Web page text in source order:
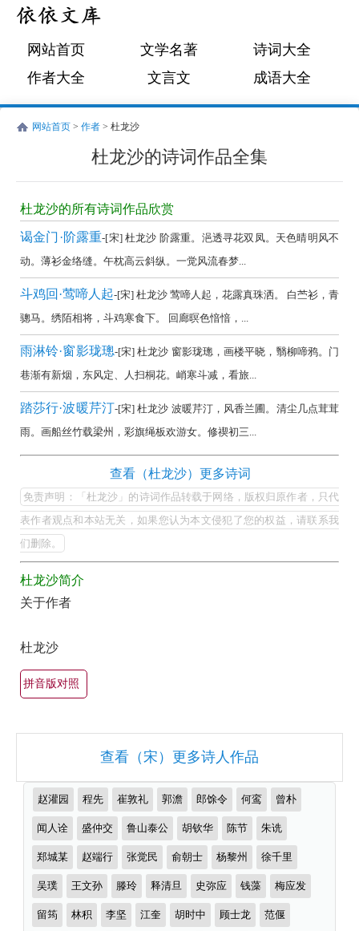
网站首页 文学名著
诗词大全
作者大全
文言文 成语大全
网站首页 > 作者 > 杜龙沙
杜龙沙的诗词作品全集
杜
龙
沙
的
诗
词
作
品
全
集
部
所
有
集
锦）-
古
诗
大
杜龙沙的所有诗词作品欣赏
谒金门·阶露重-[宋] 杜龙沙 阶露重。浥透寻花双凤。天色晴明风不
动。薄衫金络缝。午枕高云斜纵。一觉风流春梦...
斗鸡回·莺啼人起-[宋] 杜龙沙 莺啼人起，花露真珠洒。 白苎衫，青
骢马。绣陌相将，斗鸡寒食下。 回廊暝色愔愔，...
雨淋铃·窗影珑璁-[宋] 杜龙沙 窗影珑璁，画楼平晓，翳柳啼鸦。门
巷渐有新烟，东风定、人扫桐花。峭寒斗减，看旅...
踏莎行·波暖芹汀-[宋] 杜龙沙 波暖芹汀，风香兰圃。清尘几点茸茸
雨。画船丝竹载梁州，彩旗绳板欢游女。修禊初三...
龙
沙
的
最
美
最
名
古
诗
（精
首）
查看（杜龙沙）更多诗词
免责声明：「杜龙沙」的诗词作品转载于网络，版权归原作者，只代
表作者观点和本站无关，如果您认为本文侵犯了您的权益，请联系我
们删除。
杜龙沙简介
关于作者
杜龙沙
拼音版对照
查看（宋）更多诗人作品
推
荐
作
者
赵灌园 程先 崔敦礼 郭澹 郎馀令 何鸾 曾朴
闻人诠 盛仲交 鲁山泰公 胡钦华 陈节 朱诜
郑城某 赵端行 张觉民 俞朝士 杨黎州 徐千里
吴璞 王文孙 滕玲 释清旦 史弥应 钱藻 梅应发
留筠 林积 李坚 江奎 胡时中 顾士龙 范偃